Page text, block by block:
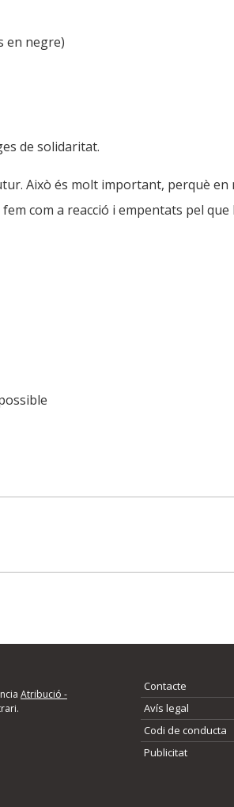
en negre)
de solidaritat.
Això és molt important, perquè en
com a reacció i empentats pel
Atribució -
Contacte
Avís legal
Codi de conducta
Publicitat